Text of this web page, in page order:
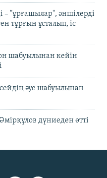
– "ұрғашылар", әншілерді
тұрғын ұсталып, іс
шабуылынан кейін
әуе шабуылынан
дүниеден өтті